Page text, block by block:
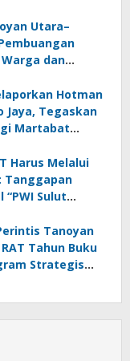
Utara–
dan
Hotman
Jaya, Tegaskan
Martabat
Harus Melalui
Tanggapan
Sulut
Tanoyan
Tahun Buku
Strategis